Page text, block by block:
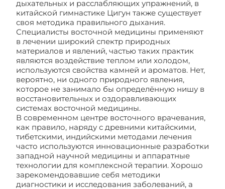
дыхательных и расслабляющих упражнений, в
китайской гимнастике Цигун также существует
своя методика правильного дыхания.
Специалисты восточной медицины применяют
в лечении широкий спектр природных
материалов и явлений, частью таких практик
являются воздействие теплом или холодом,
используются свойства камней и ароматов. Нет,
вероятно, ни одного природного явления,
которое не занимало бы определённую нишу в
восстановительных и оздоравливающих
системах восточной медицины.
В современном центре восточного врачевания,
как правило, наряду с древними китайскими,
тибетскими, индийскими методами лечения
часто используются инновационные разработки
западной научной медицины и аппаратные
технологии для комплексной терапии. Хорошо
зарекомендовавшие себя методики
диагностики и исследования заболеваний, а